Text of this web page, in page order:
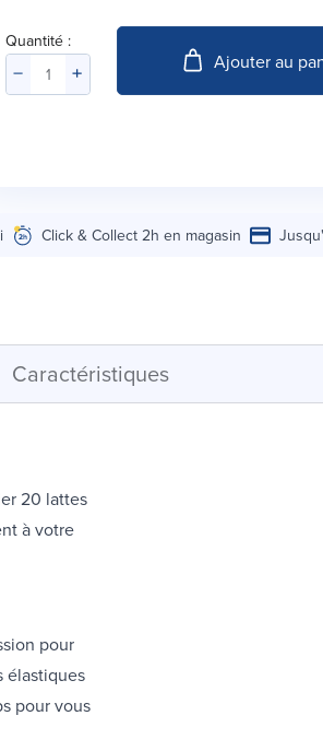
Quantité :
Ajouter au
Click & Collect 2h en magasin
Caractéristiques
20 lattes
à votre
pour
élastiques
pour vous